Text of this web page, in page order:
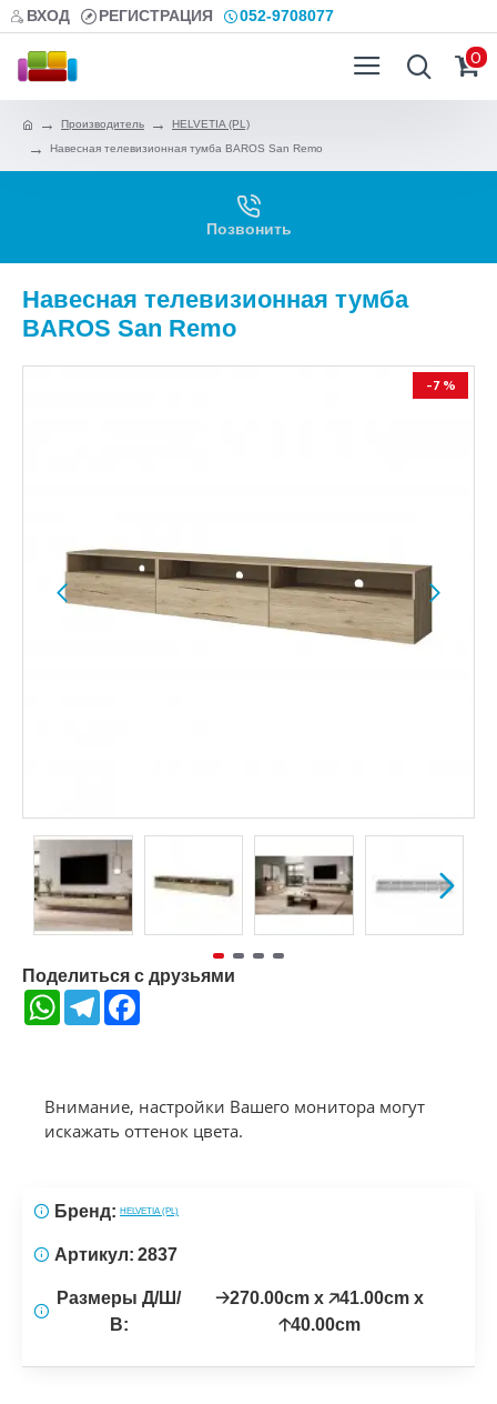
ВХОД РЕГИСТРАЦИЯ 052-9708077
0
Производитель
HELVETIA (PL)
Навесная телевизионная тумба BAROS San Remo
Позвонить
Навесная телевизионная тумба
BAROS San Remo
-7 %
Поделиться с друзьями
WhatsAppTelegram
Внимание, настройки Вашего монитора могут
искажать оттенок цвета.
Бренд: HELVETIA (PL)
Артикул: 2837
Размеры Д/Ш/
В:
🡢270.00cm x 🡥41.00cm x
🡡40.00cm